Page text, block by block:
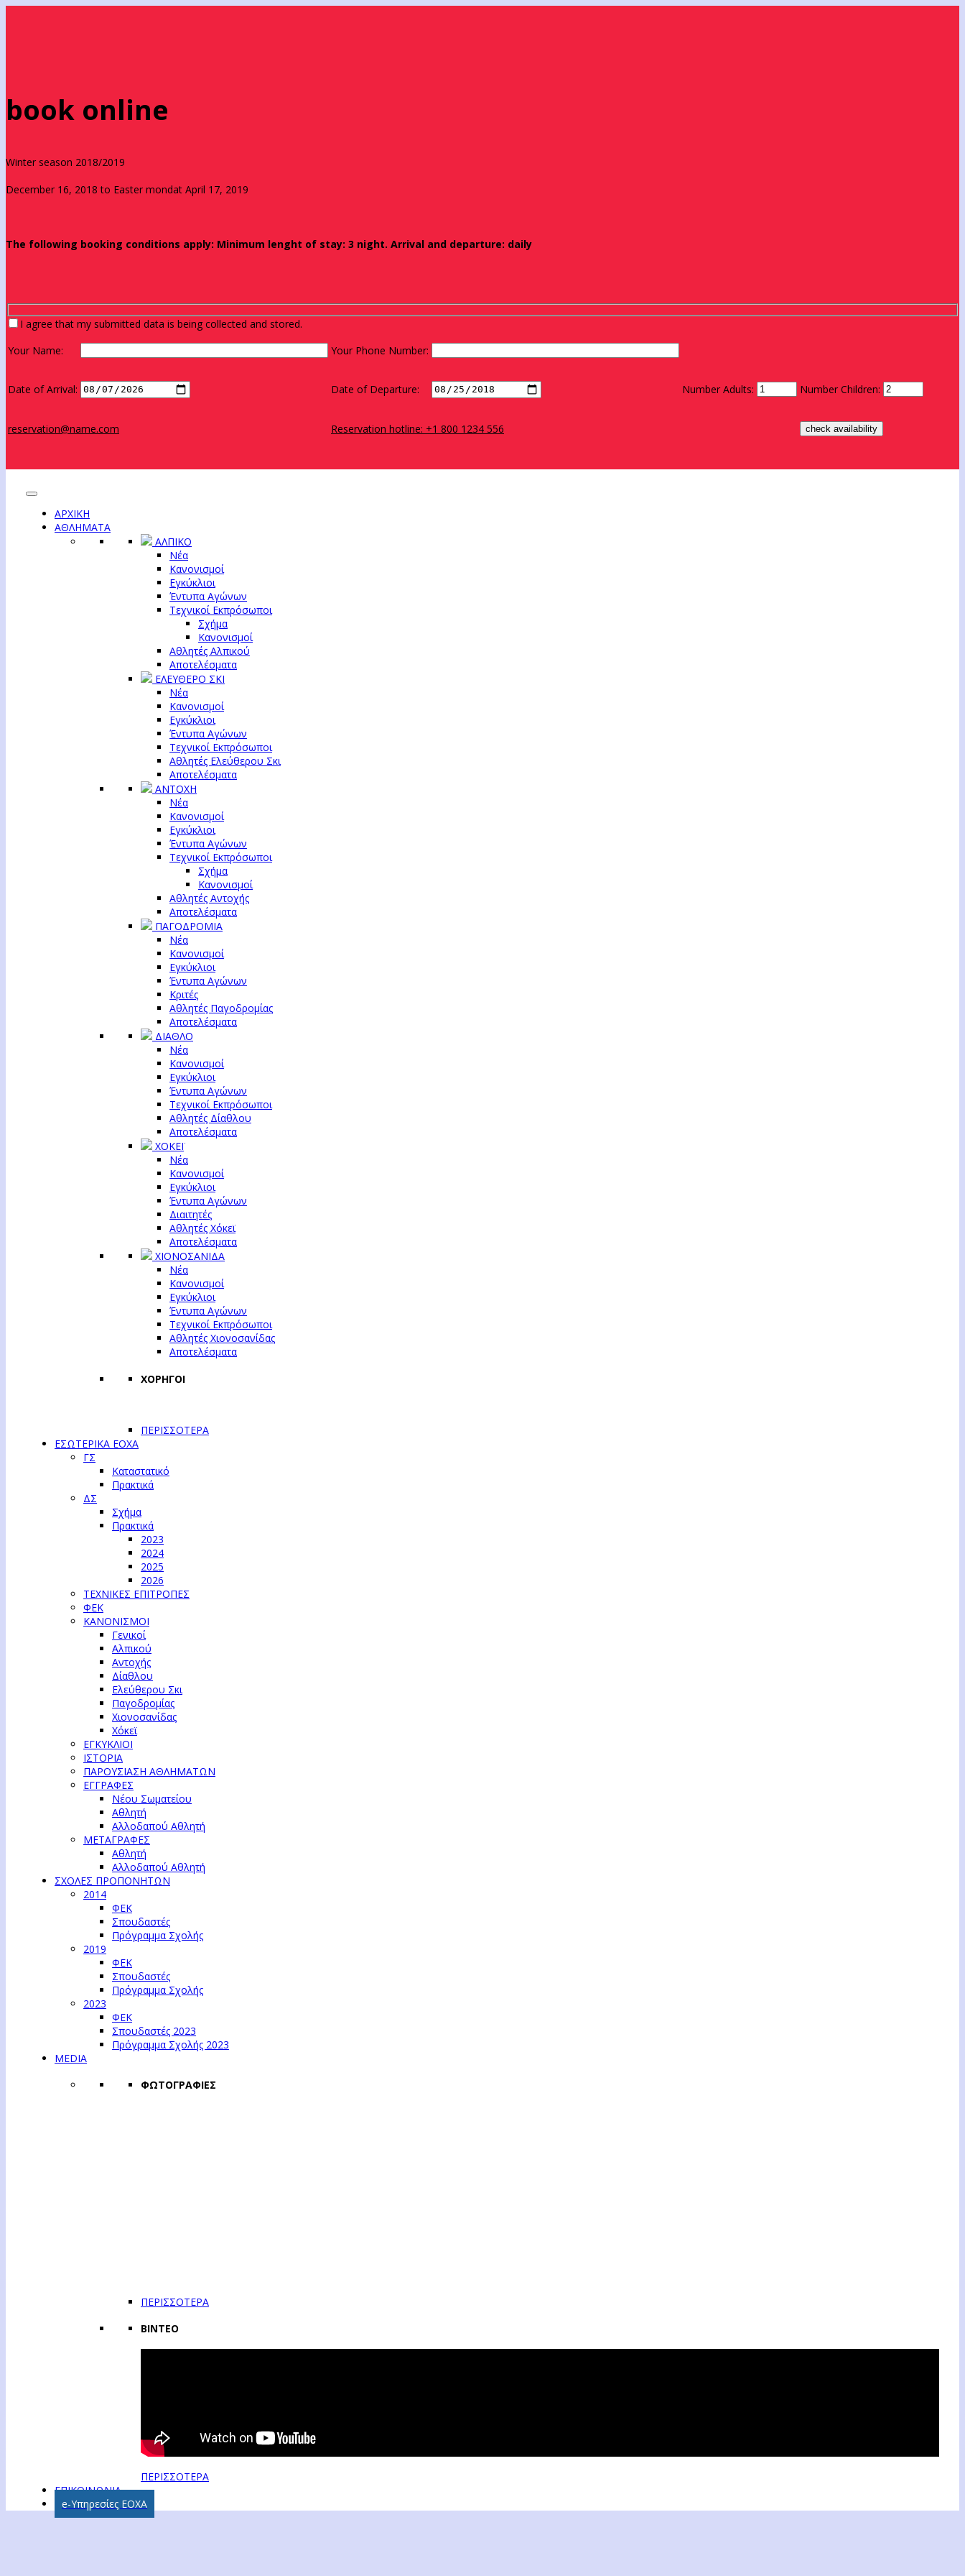
book online
Winter season 2018/2019
December 16, 2018 to Easter mondat April 17, 2019
The following booking conditions apply: Minimum lenght of stay: 3 night. Arrival and departure: daily
I agree that my submitted data is being collected and stored.
Your Name:
Your Phone Number:
Date of Arrival: Date of Departure: Number Adults: Number Children:
reservation@name.com Reservation hotline: +1 800 1234 556
ΑΡΧΙΚΗ
ΑΘΛΗΜΑΤΑ
ΑΛΠΙΚΟ
Νέα
Κανονισμοί
Εγκύκλιοι
Έντυπα Αγώνων
Τεχνικοί Εκπρόσωποι
Σχήμα
Κανονισμοί
Αθλητές Αλπικού
Αποτελέσματα
ΕΛΕΥΘΕΡΟ ΣΚΙ
Νέα
Κανονισμοί
Εγκύκλιοι
Έντυπα Αγώνων
Τεχνικοί Εκπρόσωποι
Αθλητές Ελεύθερου Σκι
Αποτελέσματα
ΑΝΤΟΧΗ
Νέα
Κανονισμοί
Εγκύκλιοι
Έντυπα Αγώνων
Τεχνικοί Εκπρόσωποι
Σχήμα
Κανονισμοί
Αθλητές Αντοχής
Αποτελέσματα
ΠΑΓΟΔΡΟΜΙΑ
Νέα
Κανονισμοί
Εγκύκλιοι
Έντυπα Αγώνων
Κριτές
Αθλητές Παγοδρομίας
Αποτελέσματα
ΔΙΑΘΛΟ
Νέα
Κανονισμοί
Εγκύκλιοι
Έντυπα Αγώνων
Τεχνικοί Εκπρόσωποι
Αθλητές Δίαθλου
Αποτελέσματα
ΧΟΚΕΪ
Νέα
Κανονισμοί
Εγκύκλιοι
Έντυπα Αγώνων
Διαιτητές
Αθλητές Χόκεϊ
Αποτελέσματα
ΧΙΟΝΟΣΑΝΙΔΑ
Νέα
Κανονισμοί
Εγκύκλιοι
Έντυπα Αγώνων
Τεχνικοί Εκπρόσωποι
Αθλητές Χιονοσανίδας
Αποτελέσματα
ΧΟΡΗΓΟΙ
ΠΕΡΙΣΣΟΤΕΡΑ
ΕΣΩΤΕΡΙΚΑ ΕΟΧΑ
ΓΣ
Καταστατικό
Πρακτικά
ΔΣ
Σχήμα
Πρακτικά
2023
2024
2025
2026
ΤΕΧΝΙΚΕΣ ΕΠΙΤΡΟΠΕΣ
ΦΕΚ
ΚΑΝΟΝΙΣΜΟΙ
Γενικοί
Αλπικού
Αντοχής
Δίαθλου
Ελεύθερου Σκι
Παγοδρομίας
Χιονοσανίδας
Χόκεϊ
ΕΓΚΥΚΛΙΟΙ
ΙΣΤΟΡΙΑ
ΠΑΡΟΥΣΙΑΣΗ ΑΘΛΗΜΑΤΩΝ
ΕΓΓΡΑΦΕΣ
Νέου Σωματείου
Αθλητή
Αλλοδαπού Αθλητή
ΜΕΤΑΓΡΑΦΕΣ
Αθλητή
Αλλοδαπού Αθλητή
ΣΧΟΛΕΣ ΠΡΟΠΟΝΗΤΩΝ
2014
ΦΕΚ
Σπουδαστές
Πρόγραμμα Σχολής
2019
ΦΕΚ
Σπουδαστές
Πρόγραμμα Σχολής
2023
ΦΕΚ
Σπουδαστές 2023
Πρόγραμμα Σχολής 2023
MEDIA
ΦΩΤΟΓΡΑΦΙΕΣ
ΠΕΡΙΣΣΟΤΕΡΑ
ΒΙΝΤΕΟ
ΠΕΡΙΣΣΟΤΕΡΑ
ΕΠΙΚΟΙΝΩΝΙΑ
e-Υπηρεσίες ΕΟΧΑ